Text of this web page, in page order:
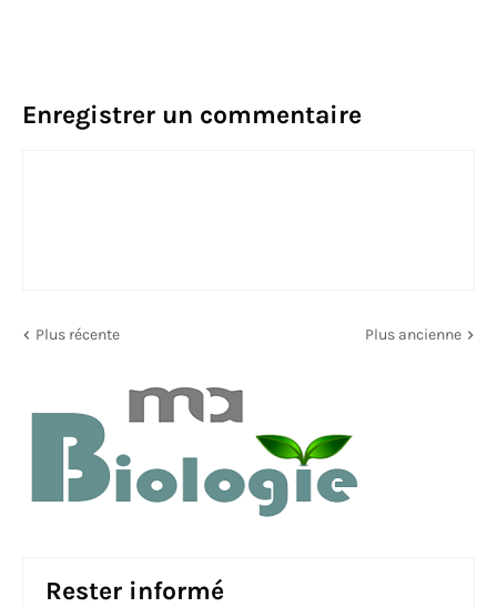
Enregistrer un commentaire
Plus récente Plus ancienne
Rester informé